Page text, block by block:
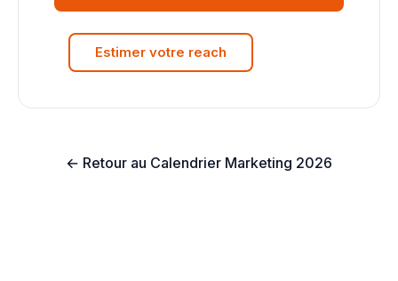
Estimer votre reach
← Retour au Calendrier Marketing 2026